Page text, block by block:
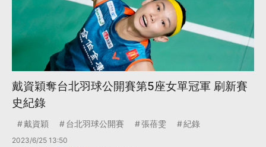
戴資穎奪台北羽球公開賽第5座女單冠軍 刷新賽
史紀錄
戴資穎 台北羽球公開賽 張蓓雯 紀錄
2023/6/25 13:50